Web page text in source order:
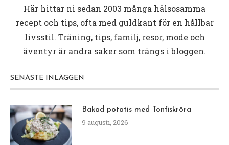
Här hittar ni sedan 2003 många hälsosamma
recept och tips, ofta med guldkant för en hållbar
livsstil. Träning, tips, familj, resor, mode och
äventyr är andra saker som trängs i bloggen.
SENASTE INLÄGGEN
Bakad potatis med Tonfiskröra
9 augusti, 2026